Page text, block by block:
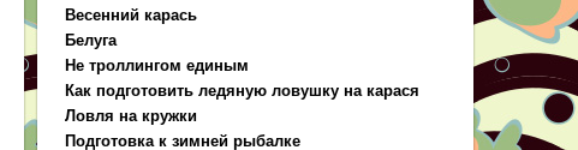
Весенний карась
Белуга
Не троллингом единым
Как подготовить ледяную ловушку на карася
Ловля на кружки
Подготовка к зимней рыбалке